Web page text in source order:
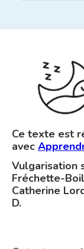
Ce texte est
avec
Vulgarisation
Fréchette-
Catherine
D.